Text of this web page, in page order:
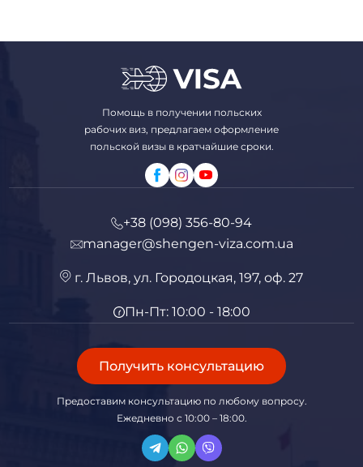
Помощь в получении польских
рабочих виз, предлагаем оформление
польской визы в кратчайшие сроки.
+38 (098) 356-80-94
manager@shengen-viza.com.ua
г. Львов, ул. Городоцкая, 197, оф. 27
Пн-Пт: 10:00 - 18:00
Получить консультацию
Предоставим консультацию по любому вопросу.
Ежедневно с 10:00 – 18:00.